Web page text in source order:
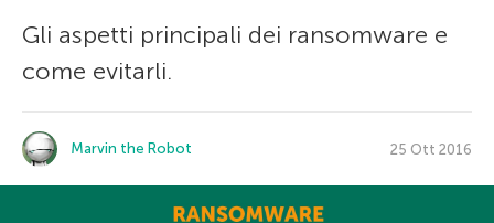
Gli aspetti principali dei ransomware e
come evitarli.
Marvin the Robot 25 Ott 2016